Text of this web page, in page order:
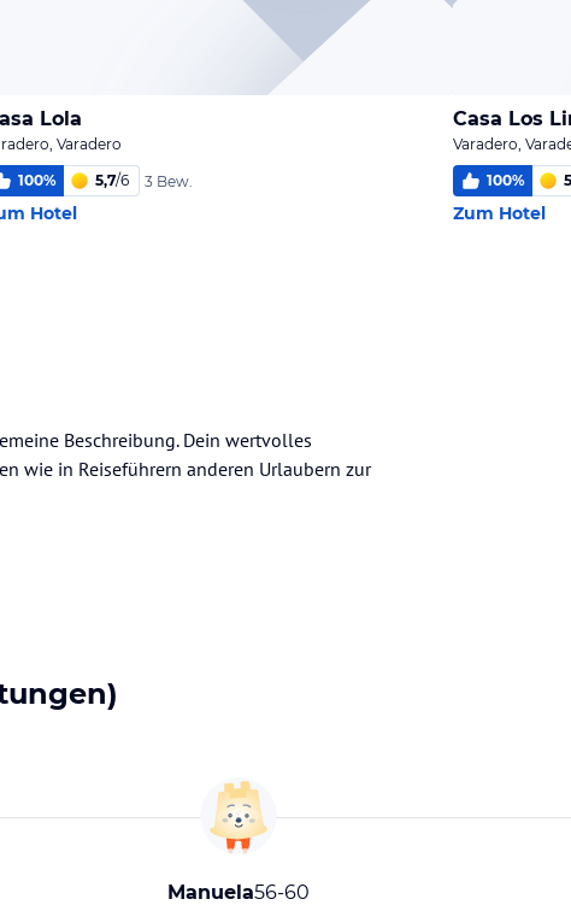
Lola
Varadero
100% 5,7/6 3 Bew.
Hotel
Casa Los
Varadero,
100%
Zum Hotel
Beschreibung. Dein wertvolles
wie in Reiseführern anderen Urlaubern zur
Manuela56-60